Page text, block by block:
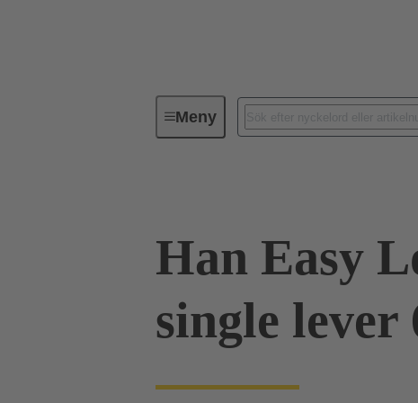
MenyIndustriella kontaktdon / Han®
Han Easy
single lever